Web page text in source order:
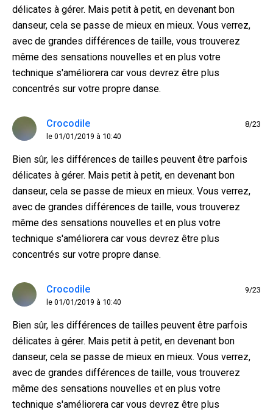
délicates à gérer. Mais petit à petit, en devenant bon
danseur, cela se passe de mieux en mieux. Vous verrez,
avec de grandes différences de taille, vous trouverez
même des sensations nouvelles et en plus votre
technique s'améliorera car vous devrez être plus
concentrés sur votre propre danse.
Crocodile
le 01/01/2019 à 10:40
8/23
Bien sûr, les différences de tailles peuvent être parfois
délicates à gérer. Mais petit à petit, en devenant bon
danseur, cela se passe de mieux en mieux. Vous verrez,
avec de grandes différences de taille, vous trouverez
même des sensations nouvelles et en plus votre
technique s'améliorera car vous devrez être plus
concentrés sur votre propre danse.
Crocodile
le 01/01/2019 à 10:40
9/23
Bien sûr, les différences de tailles peuvent être parfois
délicates à gérer. Mais petit à petit, en devenant bon
danseur, cela se passe de mieux en mieux. Vous verrez,
avec de grandes différences de taille, vous trouverez
même des sensations nouvelles et en plus votre
technique s'améliorera car vous devrez être plus